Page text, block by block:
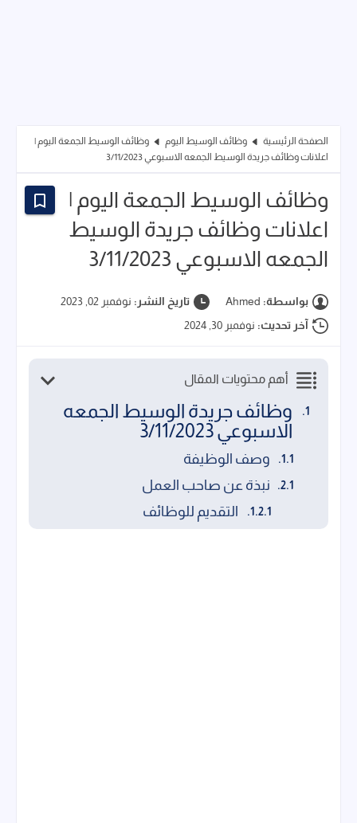
الصفحة الرئيسية وظائف الوسيط اليوم
وظائف الوسيط الجمعة اليوم |
اعلانات وظائف جريدة الوسيط الجمعه الاسبوعي 3/11/2023
وظائف الوسيط الجمعة اليوم |
اعلانات وظائف جريدة الوسيط
الجمعه الاسبوعي 3/11/2023
بواسطة: Ahmed تاريخ النشر: نوفمبر 02, 2023
آخر تحديث: نوفمبر 30, 2024
أهم محتويات المقال
وظائف جريدة الوسيط الجمعه
الاسبوعي 3/11/2023
وصف الوظيفة
نبذة عن صاحب العمل
التقديم للوظائف